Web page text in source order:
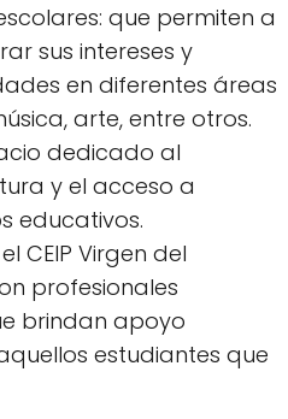
que permiten a
sus intereses y
en diferentes áreas
arte, entre otros.
dedicado al
y el acceso a
educativos.
CEIP Virgen del
profesionales
brindan apoyo
estudiantes que